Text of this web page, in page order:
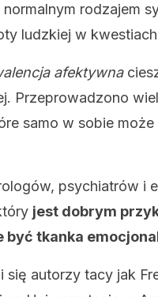
rodzajem
ludzkiej w
afektywna
Przeprowadzono
samo w sobie
psychiatrów i
jest dobrym
być tkanka
się autorzy tacy jak